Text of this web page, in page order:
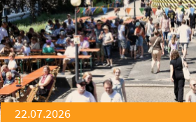
21.07.2026